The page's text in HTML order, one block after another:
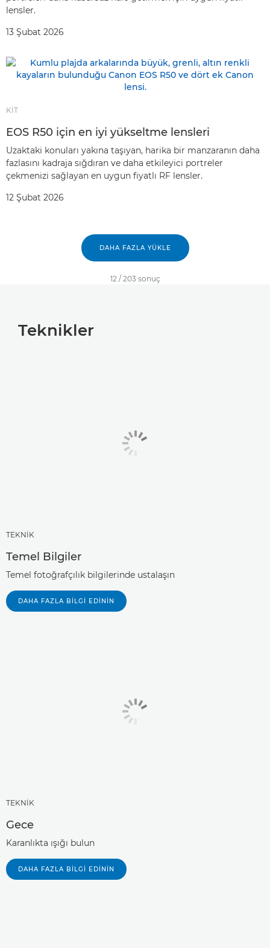
lensler.
13 Şubat 2026
KİT
EOS R50 için en iyi yükseltme lensleri
Uzaktaki konuları yakına taşıyan, harika bir manzaranın daha
fazlasını kadraja sığdıran ve daha etkileyici portreler
çekmenizi sağlayan en uygun fiyatlı RF lensler.
12 Şubat 2026
DAHA FAZLA YÜKLE
12 / 203 sonuç
Teknikler
TEKNİK
Temel Bilgiler
Temel fotoğrafçılık bilgilerinde ustalaşın
DAHA FAZLA BILGI EDININ
TEKNİK
Gece
Karanlıkta ışığı bulun
DAHA FAZLA BILGI EDININ